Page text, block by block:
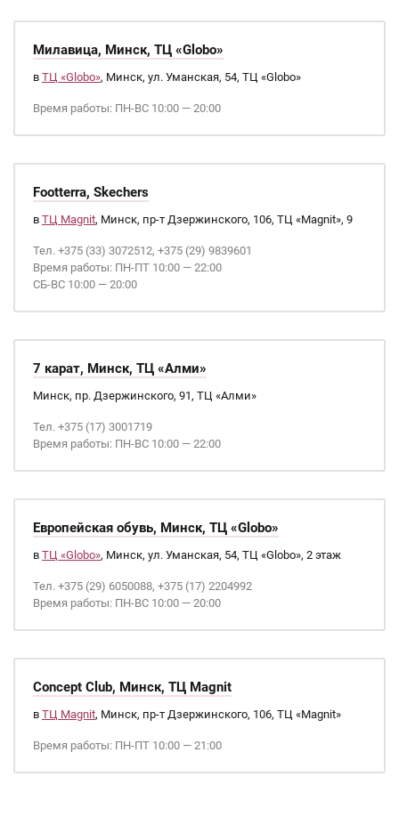
Милавица, Минск, ТЦ «Globo»
в ТЦ «Globo», Минск, ул. Уманская, 54, ТЦ «Globo»
Время работы: ПН-ВС 10:00 — 20:00
Footterra, Skechers
в ТЦ Magnit, Минск, пр-т Дзержинского, 106, ТЦ «Magnit», 9
Тел. +375 (33) 3072512, +375 (29) 9839601
Время работы: ПН-ПТ 10:00 — 22:00
СБ-ВС 10:00 — 20:00
7 карат, Минск, ТЦ «Алми»
Минск, пр. Дзержинского, 91, ТЦ «Алми»
Тел. +375 (17) 3001719
Время работы: ПН-ВС 10:00 — 22:00
Европейская обувь, Минск, ТЦ «Globo»
в ТЦ «Globo», Минск, ул. Уманская, 54, ТЦ «Globo», 2 этаж
Тел. +375 (29) 6050088, +375 (17) 2204992
Время работы: ПН-ВС 10:00 — 20:00
Concept Club, Минск, ТЦ Magnit
в ТЦ Magnit, Минск, пр-т Дзержинского, 106, ТЦ «Magnit»
Время работы: ПН-ПТ 10:00 — 21:00